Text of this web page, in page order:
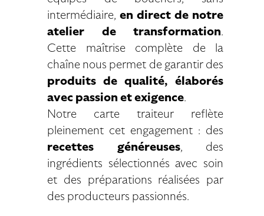
intermédiaire, en direct de notre
atelier de transformation.
Cette maîtrise complète de la
chaîne nous permet de garantir des
produits de qualité, élaborés
avec passion et exigence.
Notre carte traiteur reflète
pleinement cet engagement : des
recettes généreuses, des
ingrédients sélectionnés avec soin
et des préparations réalisées par
des producteurs passionnés.